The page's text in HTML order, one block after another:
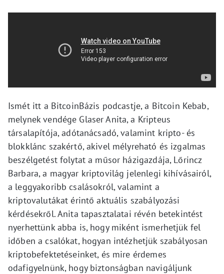
Ismét itt a BitcoinBázis podcastje, a Bitcoin Kebab,
melynek vendége Glaser Anita, a Kripteus
társalapítója, adótanácsadó, valamint kripto- és
blokklánc szakértő, akivel mélyreható és izgalmas
beszélgetést folytat a műsor házigazdája, Lőrincz
Barbara, a magyar kriptovilág jelenlegi kihívásairól,
a leggyakoribb csalásokról, valamint a
kriptovalutákat érintő aktuális szabályozási
kérdésekről. Anita tapasztalatai révén betekintést
nyerhettünk abba is, hogy miként ismerhetjük fel
időben a csalókat, hogyan intézhetjük szabályosan
kriptobefektetéseinket, és mire érdemes
odafigyelnünk, hogy biztonságban navigáljunk